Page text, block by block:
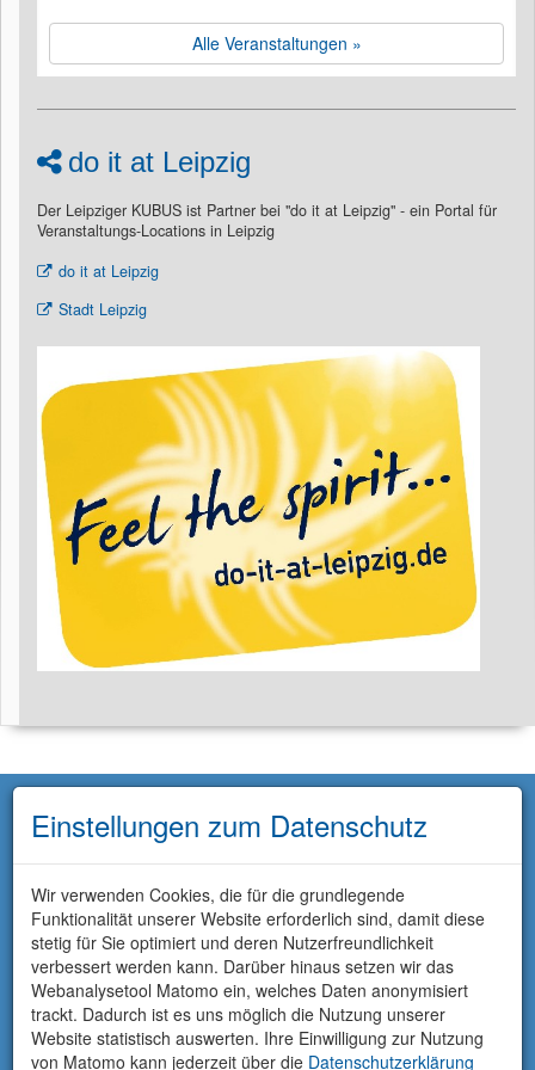
Alle Veranstaltungen »
do it at Leipzig
Der Leipziger KUBUS ist Partner bei "do it at Leipzig" - ein Portal für
Veranstaltungs-Locations in Leipzig
do it at Leipzig
Stadt Leipzig
Einstellungen zum Datenschutz
Wir verwenden Cookies, die für die grundlegende
Funktionalität unserer Website erforderlich sind, damit diese
stetig für Sie optimiert und deren Nutzerfreundlichkeit
verbessert werden kann. Darüber hinaus setzen wir das
Webanalysetool Matomo ein, welches Daten anonymisiert
trackt. Dadurch ist es uns möglich die Nutzung unserer
Website statistisch auswerten. Ihre Einwilligung zur Nutzung
von Matomo kann jederzeit über die Datenschutzerklärung